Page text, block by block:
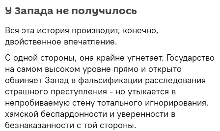
У Запада не получилось
Вся эта история производит, конечно,
двойственное впечатление.
С одной стороны, она крайне угнетает. Государство
на самом высоком уровне прямо и открыто
обвиняет Запад в фальсификации расследования
страшного преступления - но утыкается в
непробиваемую стену тотального игнорирования,
хамской беспардонности и уверенности в
безнаказанности с той стороны.